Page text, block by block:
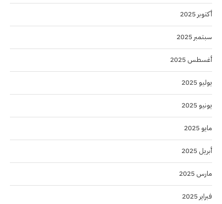
أكتوبر 2025
سبتمبر 2025
أغسطس 2025
يوليو 2025
يونيو 2025
مايو 2025
أبريل 2025
مارس 2025
فبراير 2025